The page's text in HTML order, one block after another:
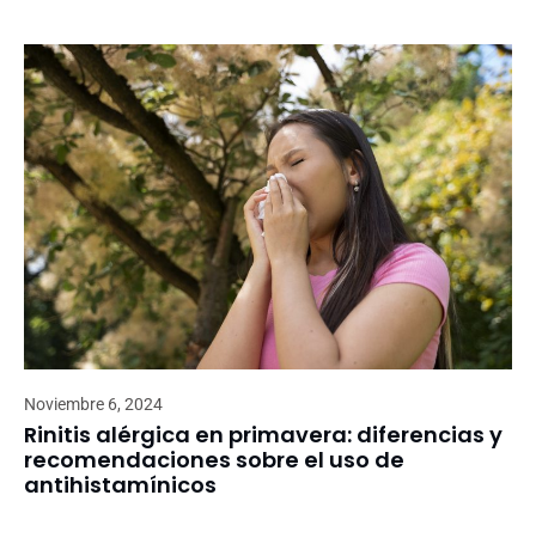
Noviembre 6, 2024
Rinitis alérgica en primavera: diferencias y
recomendaciones sobre el uso de
antihistamínicos